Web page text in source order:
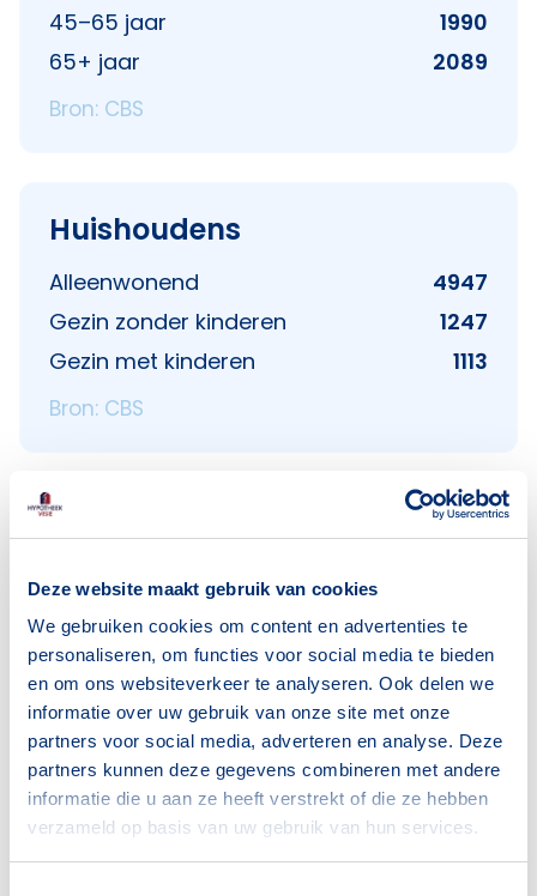
Deze website maakt gebruik van cookies
We gebruiken cookies om content en advertenties te
personaliseren, om functies voor social media te bieden
en om ons websiteverkeer te analyseren. Ook delen we
informatie over uw gebruik van onze site met onze
partners voor social media, adverteren en analyse. Deze
partners kunnen deze gegevens combineren met andere
informatie die u aan ze heeft verstrekt of die ze hebben
verzameld op basis van uw gebruik van hun services.
45–65 jaar
1990
65+ jaar
2089
Bron: CBS
Huishoudens
Alleenwonend
4947
Gezin zonder kinderen
1247
Gezin met kinderen
1113
Bron: CBS
Voorzieningen in Paddepoel
Deze wijk heeft het allemaal voor je. Zo vind je
er:
Supermarkten
3
Banken
5